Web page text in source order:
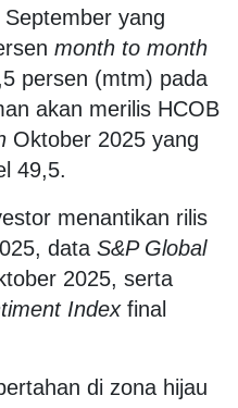
yang
month to month
persen (mtm) pada
akan merilis HCOB
Oktober 2025 yang
49,5.
menantikan rilis
data S&P Global
2025, serta
Indexfinal
di zona hijau